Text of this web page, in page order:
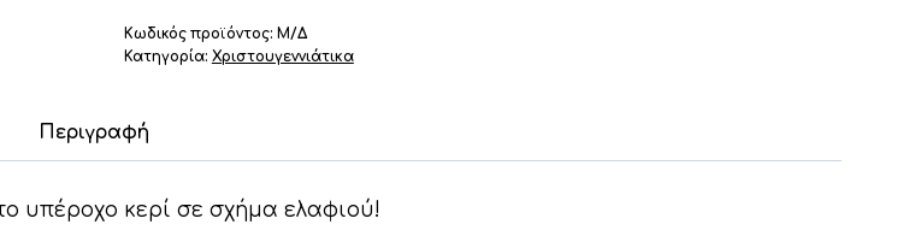
ποσότητα
Κωδικός προϊόντος: Μ/Δ
Κατηγορία: Χριστουγεννιάτικα
Περιγραφή
υπέροχο κερί σε σχήμα ελαφιού!